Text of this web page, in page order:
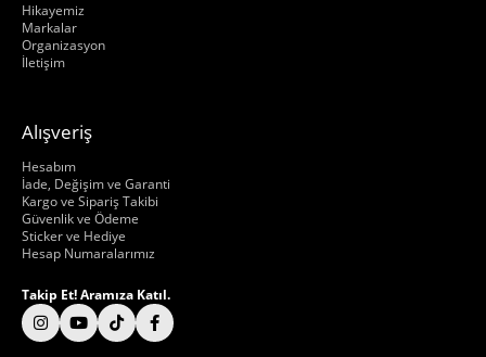
Hikayemiz
Markalar
Organizasyon
İletişim
Alışveriş
Hesabım
İade, Değişim ve Garanti
Kargo ve Sipariş Takibi
Güvenlik ve Ödeme
Sticker ve Hediye
Hesap Numaralarımız
Takip Et! Aramıza Katıl.